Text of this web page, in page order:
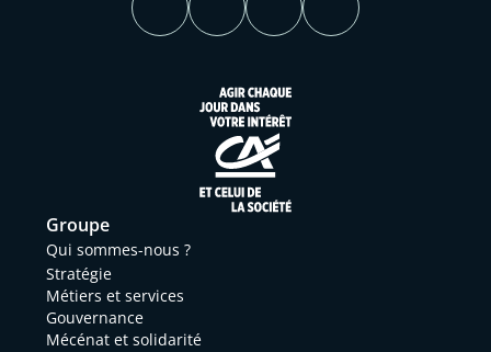
Groupe
Qui sommes-nous ?
Stratégie
Métiers et services
Gouvernance
Mécénat et solidarité